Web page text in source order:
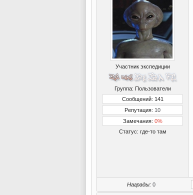
Участник экспедиции
Группа: Пользователи
Сообщений: 141
Репутация: 10
Замечания: 0%
Статус: где-то там
Награды: 0